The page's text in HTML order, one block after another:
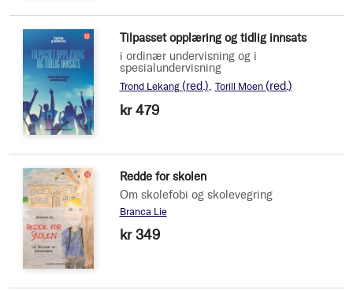
Tilpasset opplæring og tidlig innsats
i ordinær undervisning og i
spesialundervisning
Trond Lekang (red.) Torill Moen (red.)
kr 479
Redde for skolen
Om skolefobi og skolevegring
Branca Lie
kr 349